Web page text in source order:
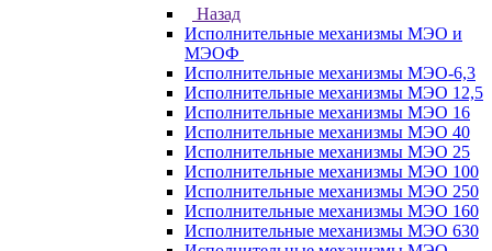
Назад
Исполнительные механизмы МЭО и
МЭОФ
Исполнительные механизмы МЭО-6,3
Исполнительные механизмы МЭО 12,5
Исполнительные механизмы МЭО 16
Исполнительные механизмы МЭО 40
Исполнительные механизмы МЭО 25
Исполнительные механизмы МЭО 100
Исполнительные механизмы МЭО 250
Исполнительные механизмы МЭО 160
Исполнительные механизмы МЭО 630